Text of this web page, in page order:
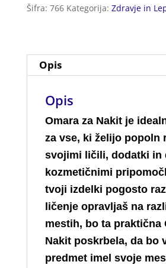
Šifra: 766 Kategorija: Zdravje in
Opis
Opis
Omara za Nakit je
za vse, ki želijo popoln
svojimi ličili, dodatki in
kozmetičnimi
tvoji izdelki pogosto
ličenje opravljaš na
mestih, bo ta praktična
Nakit poskrbela, da bo
predmet imel svoje